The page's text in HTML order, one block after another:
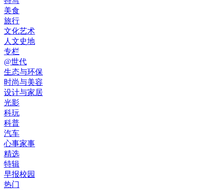
美食
旅行
文化艺术
人文史地
专栏
@世代
生态与环保
时尚与美容
设计与家居
光影
科玩
科普
汽车
心事家事
精选
特辑
早报校园
热门